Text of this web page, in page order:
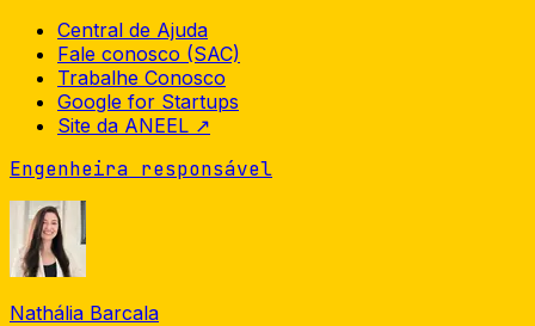
Central de Ajuda
Fale conosco (SAC)
Trabalhe Conosco
Google for Startups
Site da ANEEL ↗
Engenheira responsável
Nathália Barcala